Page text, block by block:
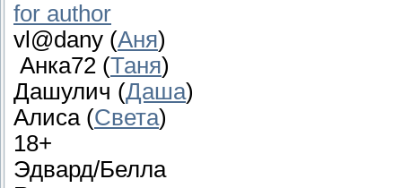
for author
vl@dany (Аня)
Анка72 (Таня)
Дашулич (Даша)
Алиса (Света)
18+
Эдвард/Белла